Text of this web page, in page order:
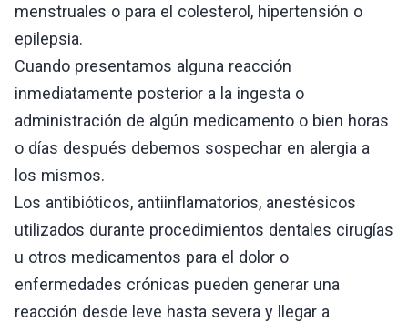
menstruales o para el colesterol, hipertensión o
epilepsia.
Cuando presentamos alguna reacción
inmediatamente posterior a la ingesta o
administración de algún medicamento o bien horas
o días después debemos sospechar en alergia a
los mismos.
Los antibióticos, antiinflamatorios, anestésicos
utilizados durante procedimientos dentales cirugías
u otros medicamentos para el dolor o
enfermedades crónicas pueden generar una
reacción desde leve hasta severa y llegar a